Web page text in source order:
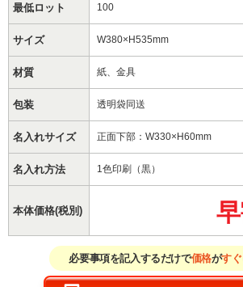
最低ロット 100
サイズ W380×H535mm
材質 紙、金具
包装 透明袋同送
名入れサイズ 正面下部：W330×H60mm
名入れ方法 1色印刷（黒）
本体価格(税別)
必要事項を記入するだけで価格がすぐ